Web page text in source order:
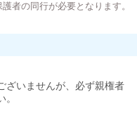
者の同行が必要となります。
ざいませんが、必ず親権者